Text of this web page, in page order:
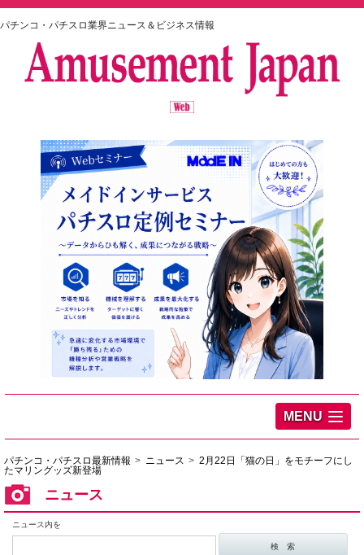
パチンコ・パチスロ業界ニュース＆ビジネス情報
MENU
パチンコ・パチスロ最新情報 ニュース
2月22日「猫の日」をモチーフにし
たマリングッズ新登場
ニュース
ニュース内を